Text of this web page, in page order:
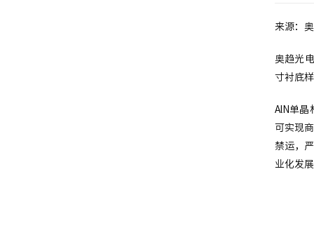
来源：
奥趋光
寸衬底
AlN单晶
可实现
禁运，
业化发